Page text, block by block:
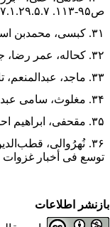
ص۹۵-۱۱۳. Dor: ‎ ۲۰,۱۰۰۱.۱.۲۲۵۱۹۷۲۶.۱۳۹۷.۱.۲۹.۵.۷
۳۱. کبسی، محمدبن اسماعیل، الطائف السنیه فی اخبار الممالک الیمنیه، تحقیق خالد الاذرعی، صنعاء، مکتبه الجیل الجدید، ۲۰۰۵.
۳۲. کحاله، عمر رضا، جغرافیه شبه جزیره العرب، مکه، چاپ احمدعلی، ۱۳۸۴.
۳۳. ماجد، عبدالمنعم، تاریخ السیاسی لدوله سلاطین الممالیک فی مصر، قاهره، مکتبه المصریه، ۱۹۸۸.
۳۴. مغلوث، سامی عبدالله، أطلس تاریخ العصر المملوکی، ریاض، مکتبه العبیکان، ۱۴۳۴.
۳۵. مقحفی، ابراهیم احمد، معجم المُدن والقبائل الیمنیه، صنعاء، منشورات دارالحکمه، ۱۴۲۲.
۳۶. نُهرُوالی،
توسع فی أخبار غزوات
بازنشر اطلاعات